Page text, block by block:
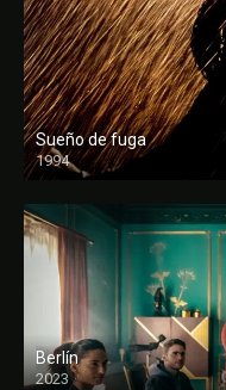
Sueño de fuga
1994
FULL HD
Berlín
2023